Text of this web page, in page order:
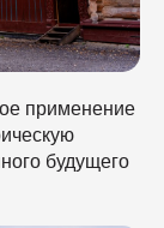
применение
будущего